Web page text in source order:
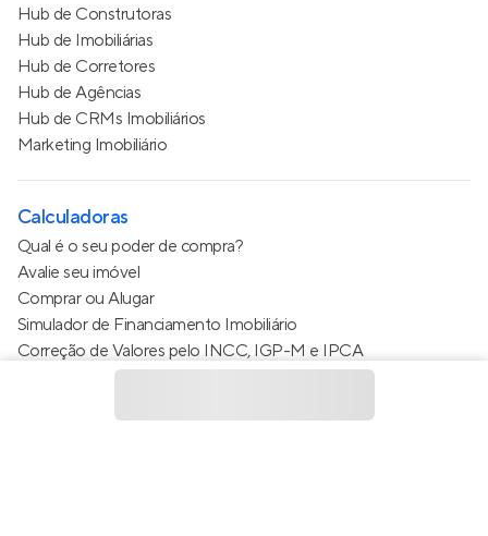
Hub de Construtoras
Hub de Imobiliárias
Hub de Corretores
Hub de Agências
Hub de CRMs Imobiliários
Marketing Imobiliário
Calculadoras
Qual é o seu poder de compra?
Avalie seu imóvel
Comprar ou Alugar
Simulador de Financiamento Imobiliário
Correção de Valores pelo INCC, IGP-M e IPCA
Estimativa de valor do condomínio